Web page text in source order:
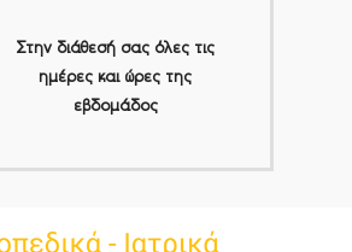
Στην διάθεσή σας όλες τις
ημέρες και ώρες της
εβδομάδος